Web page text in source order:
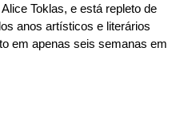
Toklas, e está repleto de
anos artísticos e literários
em apenas seis semanas em